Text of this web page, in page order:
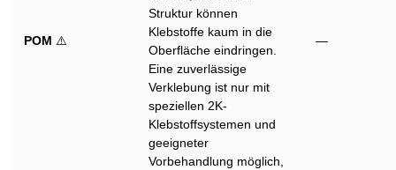
POM ⚠️
Struktur können
Klebstoffe kaum in die
Oberfläche eindringen.
Eine zuverlässige
Verklebung ist nur mit
speziellen 2K-
Klebstoffsystemen und
geeigneter
Vorbehandlung möglich,
—